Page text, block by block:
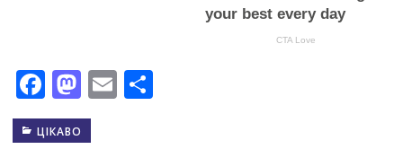
Facebook
Mastodon
EmailПоділитися
ЦІКАВО